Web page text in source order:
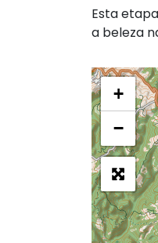
Esta
a beleza
+
−